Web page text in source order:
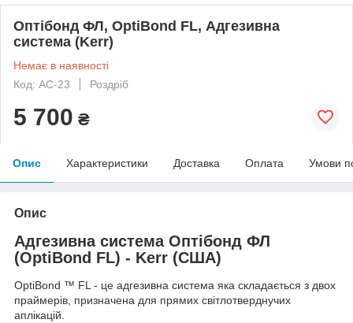
Оптібонд ФЛ, OptiBond FL, Адгезивна
система (Kerr)
Немає в наявності
Код: АС-23
Роздріб
5 700 ₴
Опис Характеристики Доставка Оплата Умови
Опис
Адгезивна система Оптібонд ФЛ
(OptiBond FL) - Kerr (США)
OptiBond ™ FL - це адгезивна система яка складається з двох
праймерів, призначена для прямих світлотверднучих
аплікацій.